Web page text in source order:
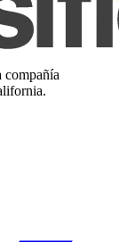
compañía